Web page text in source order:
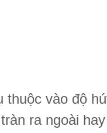
vào độ
ra ngoài